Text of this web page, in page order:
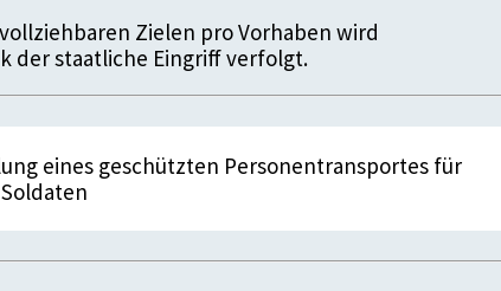
2013 Pkt. 3 (Seite 9ff): Das Österreichische
ÖBH,
2 (Seite 5ff): Militärstrategische Zielsetzung
Vorhabens zu den UN Nachhaltigkeitszielen
Zielen pro Vorhaben wird
der staatliche Eingriff verfolgt.
eines geschützten Personentransportes für